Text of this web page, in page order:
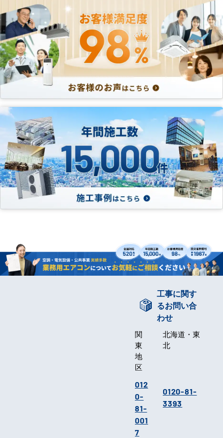
工事に関す
るお問い合
わせ
関
東
地
区
012
0-
81-
001
7
北海道・東
北
0120-81-
3393